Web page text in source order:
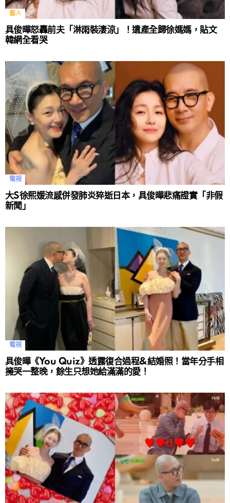
藝人
具俊曄怒轟前夫「淋雨裝淒涼」！遺產全歸徐媽媽，貼文
韓網全看哭
電視
大S徐熙媛流感併發肺炎猝逝日本，具俊曄悲痛證實「非假
新聞」
電視
具俊曄《You Quiz》透露復合過程&結婚照！當年分手相
擁哭一整晚，餘生只想她給滿滿的愛！